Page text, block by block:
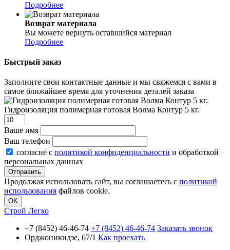
Подробнее
Возврат материала
Вы можете вернуть оставшийся материал
Подробнее
Быстрый заказ
Заполните свои контактные данные и мы свяжемся с вами в
самое ближайшее время для уточнения деталей заказа
Гидроизоляция полимерная готовая Волма Контур 5 кг.
Ваше имя
Ваш телефон
согласие с политикой конфиденциальности и обработкой
персональных данных
Продолжая использовать сайт, вы соглашаетесь с политикой
использования файлов cookie.
OK
Строй Легко
+7 (8452) 46-46-74 +7 (8452) 46-46-74 Заказать звонок
Орджоникидзе, 67/1 Как проехать